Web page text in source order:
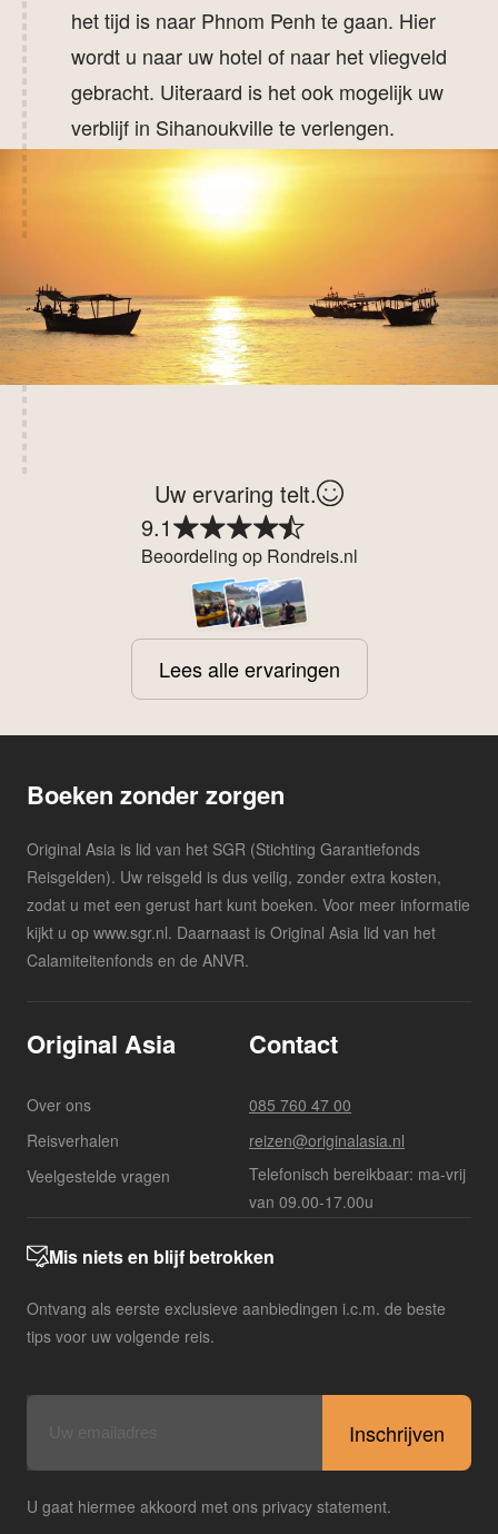
het tijd is naar Phnom Penh te gaan. Hier
wordt u naar uw hotel of naar het vliegveld
gebracht. Uiteraard is het ook mogelijk uw
verblijf in Sihanoukville te verlengen.
Uw ervaring telt.
9.1
Beoordeling op Rondreis.nl
Lees alle ervaringen
Boeken zonder zorgen
Original Asia is lid van het SGR (Stichting Garantiefonds
Reisgelden). Uw reisgeld is dus veilig, zonder extra kosten,
zodat u met een gerust hart kunt boeken. Voor meer informatie
kijkt u op www.sgr.nl. Daarnaast is Original Asia lid van het
Calamiteitenfonds en de ANVR.
Original Asia
Over ons
Reisverhalen
Veelgestelde vragen
Contact
085 760 47 00
reizen@originalasia.nl
Telefonisch bereikbaar: ma-vrij
van 09.00-17.00u
Mis niets en blijf betrokken
Ontvang als eerste exclusieve aanbiedingen i.c.m. de beste
tips voor uw volgende reis.
U gaat hiermee akkoord met ons privacy statement.